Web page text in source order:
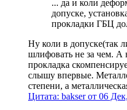
... да и коли
допуске,
прокладки ГБЦ
Ну коли в допуске(так
шлифовать не за
прокладка
слышу впервые.
степени, а
Цитата: bakser от 06